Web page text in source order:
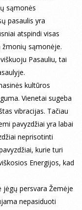
sąmonės
pasaulis yra
atspindi visas
žmonių sąmonėje.
Pasauliu, tai
kultūros
Vienetai sugeba
vibracijas. Tačiau
pavyzdžiai yra labai
neprisotinti
kurie turi
Energijos, kad
jėgų persvara Žemėje
nepasiduoti